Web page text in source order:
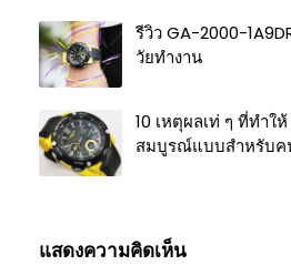
รีวิว GA-2000-
วัยทำงาน
10 เหตุผลเท่ ๆ ที่ทำใ
สมบูรณ์แบบสำหรับค
แสดงความคิดเห็น